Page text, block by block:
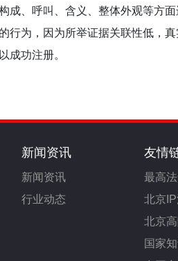
成、呼叫、含义、整体外观等方
行为，因为所举证据关联性低，
成功注册。
新闻资讯
新闻资讯
行业动态
友情
最高
北京
北京
国家